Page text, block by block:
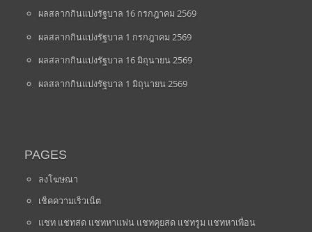
ผลสลากกินแบ่งรัฐบาล 16 กรกฎาคม 2569
ผลสลากกินแบ่งรัฐบาล 1 กรกฎาคม 2569
ผลสลากกินแบ่งรัฐบาล 16 มิถุนายน 2569
ผลสลากกินแบ่งรัฐบาล 1 มิถุนายน 2569
PAGES
ลงโฆษณา
เช็คความเร็วเน็ต
แชท แชทสด แชทหาแฟน แชทคุยสด แชทรูม แชทหาเพื่อน